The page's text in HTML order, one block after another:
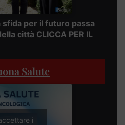
sfida per il futuro passa
città CLICCA PER IL
Salute
i